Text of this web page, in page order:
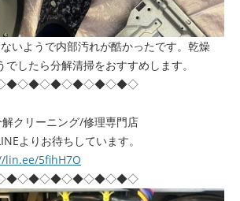
いようで内部汚れが酷かったです。乾燥
したら分解清掃をおすすめします。
クリーニング/修理専門店
よりお待ちしています。
lin.ee/5fihH7O